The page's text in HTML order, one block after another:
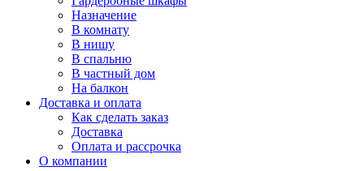
Назначение
В комнату
В нишу
В спальню
В частный дом
На балкон
Доставка и оплата
Как сделать заказ
Доставка
Оплата и рассрочка
О компании